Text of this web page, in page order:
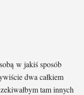
w jakiś sposób
dwa całkiem
tam innych